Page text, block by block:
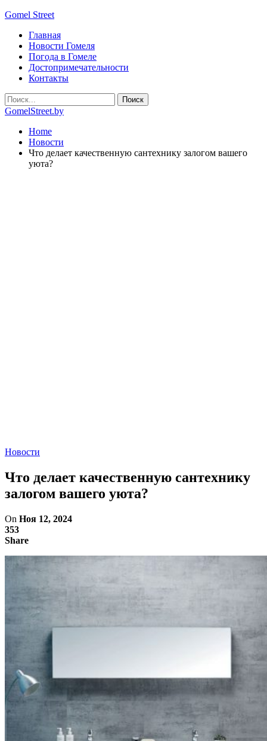
Gomel Street
Главная
Новости Гомеля
Погода в Гомеле
Достопримечательности
Контакты
GomelStreet.by
Home
Новости
Что делает качественную сантехнику залогом вашего
уюта?
Новости
Что делает качественную сантехнику
залогом вашего уюта?
On Ноя 12, 2024
353
Share